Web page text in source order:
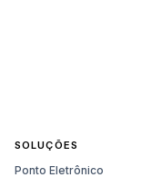
SOLUÇÕES
Ponto Eletrônico